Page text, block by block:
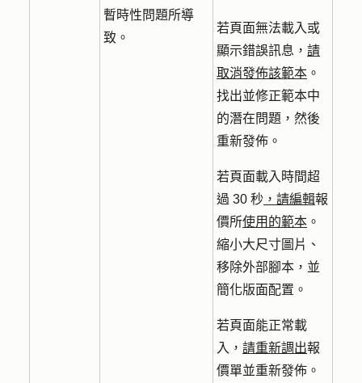
暫時性問題所導
致。
若頁面無法載入或
顯示錯誤訊息， 請
取消發佈該範本 。
找出並修正範本中
的潛在問題，然後
重新發佈。
若頁面載入時間超
過 30 秒 ，請編輯報
價所使用的範本 。
縮小大尺寸圖片、
移除外部腳本，並
簡化版面配置。
若頁面能正常載
入， 請重新調出報
價單並重新發佈。